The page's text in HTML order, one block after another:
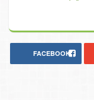
FACEBOOK